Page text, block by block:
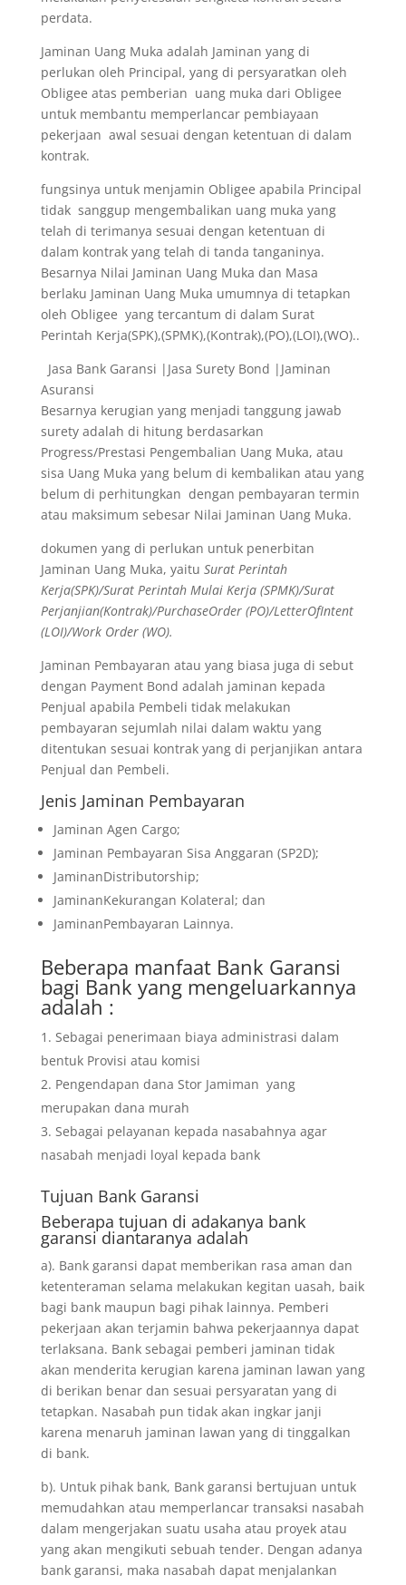
perdata.
Jaminan Uang Muka adalah Jaminan yang di
perlukan oleh Principal, yang di persyaratkan oleh
Obligee atas pemberian uang muka dari Obligee
untuk membantu memperlancar pembiayaan
pekerjaan awal sesuai dengan ketentuan di dalam
kontrak.
fungsinya untuk menjamin Obligee apabila Principal
tidak sanggup mengembalikan uang muka yang
telah di terimanya sesuai dengan ketentuan di
dalam kontrak yang telah di tanda tanganinya.
Besarnya Nilai Jaminan Uang Muka dan Masa
berlaku Jaminan Uang Muka umumnya di tetapkan
oleh Obligee yang tercantum di dalam Surat
Perintah Kerja(SPK),(SPMK),(Kontrak),(PO),(LOI),(WO)..
Jasa Bank Garansi |Jasa Surety Bond |Jaminan
Asuransi
Besarnya kerugian yang menjadi tanggung jawab
surety adalah di hitung berdasarkan
Progress/Prestasi Pengembalian Uang Muka, atau
sisa Uang Muka yang belum di kembalikan atau yang
belum di perhitungkan dengan pembayaran termin
atau maksimum sebesar Nilai Jaminan Uang Muka.
dokumen yang di perlukan untuk penerbitan
Jaminan Uang Muka, yaitu Surat Perintah
Kerja(SPK)/Surat Perintah Mulai Kerja (SPMK)/Surat
Perjanjian(Kontrak)/PurchaseOrder (PO)/LetterOfIntent
(LOI)/Work Order (WO).
Jaminan Pembayaran atau yang biasa juga di sebut
dengan Payment Bond adalah jaminan kepada
Penjual apabila Pembeli tidak melakukan
pembayaran sejumlah nilai dalam waktu yang
ditentukan sesuai kontrak yang di perjanjikan antara
Penjual dan Pembeli.
Jenis Jaminan Pembayaran
Jaminan Agen Cargo;
Jaminan Pembayaran Sisa Anggaran (SP2D);
JaminanDistributorship;
JaminanKekurangan Kolateral; dan
JaminanPembayaran Lainnya.
Beberapa manfaat Bank Garansi
bagi Bank yang mengeluarkannya
adalah :
Sebagai penerimaan biaya administrasi dalam
bentuk Provisi atau komisi
Pengendapan dana Stor Jamiman yang
merupakan dana murah
Sebagai pelayanan kepada nasabahnya agar
nasabah menjadi loyal kepada bank
Tujuan Bank Garansi
Beberapa tujuan di adakanya bank
garansi diantaranya adalah
a). Bank garansi dapat memberikan rasa aman dan
ketenteraman selama melakukan kegitan uasah, baik
bagi bank maupun bagi pihak lainnya. Pemberi
pekerjaan akan terjamin bahwa pekerjaannya dapat
terlaksana. Bank sebagai pemberi jaminan tidak
akan menderita kerugian karena jaminan lawan yang
di berikan benar dan sesuai persyaratan yang di
tetapkan. Nasabah pun tidak akan ingkar janji
karena menaruh jaminan lawan yang di tinggalkan
di bank.
b). Untuk pihak bank, Bank garansi bertujuan untuk
memudahkan atau memperlancar transaksi nasabah
dalam mengerjakan suatu usaha atau proyek atau
yang akan mengikuti sebuah tender. Dengan adanya
bank garansi, maka nasabah dapat menjalankan